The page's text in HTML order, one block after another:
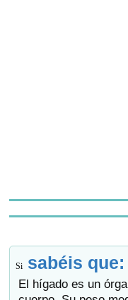
Si sabéis que:
El hígado es un